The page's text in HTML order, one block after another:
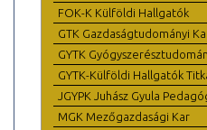
FOK-K Külföldi Hallgatók
GTK Gazdaságtudományi
GYTK
GYTK-Külföldi Hallgatók
JGYPK Juhász Gyula
MGK Mezőgazdasági Kar